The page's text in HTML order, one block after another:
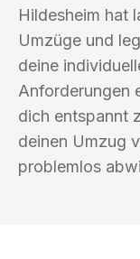
Hildesheim hat
Umzüge und
deine
Anforderungen
dich entspannt
deinen Umzug
problemlos